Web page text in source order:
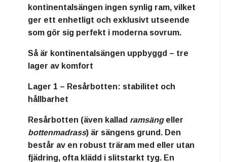
kontinentalsängen ingen synlig ram, vilket
ger ett enhetligt och exklusivt utseende
som gör sig perfekt i moderna sovrum.
Så är kontinentalsängen uppbyggd – tre
lager av komfort
Lager 1 – Resårbotten: stabilitet och
hållbarhet
Resårbotten (även kallad ramsängeller
bottenmadrass) är sängens grund. Den
består av en robust träram med eller utan
fjädring, ofta klädd i slitstarkt tyg. En